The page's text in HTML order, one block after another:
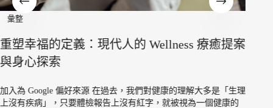
的定義：現代人的 Wellness 療癒提案
索
偏好來源 在過去，我們對健康的理解大多是「生理
」，只要體檢報告上沒有紅字，就被視為一個健康的
藏過去：7
是最傾向懷舊